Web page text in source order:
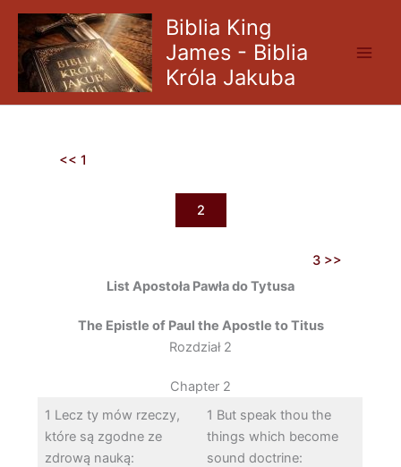
Skip
content
Biblia King
James - Biblia
Króla Jakuba
<< 1
2
3 >>
List Apostoła Pawła do Tytusa
The Epistle of Paul the Apostle to Titus
Rozdział 2
Chapter 2
1 Lecz ty mów rzeczy,
które są zgodne ze
zdrową nauką:
1 But speak thou the
things which become
sound doctrine: